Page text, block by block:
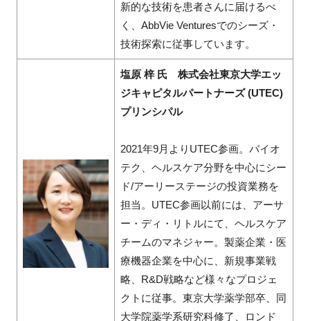
新的な技術を患者さんに届けるべ
く、AbbVie Venturesでのシーズ・
技術探索に従事しています。
塩原 梓 氏 株式会社東京大学エッ
ジキャピタルパートナーズ (UTEC)
プリンシパル
2021年9月よりUTEC参画。バイオ
テク、ヘルスケア分野を中心にシー
ド/アーリーステージの投資業務を
担当。UTEC参画以前には、アーサ
ー・ディ・リトルにて、ヘルスケア
チームのマネジャー。製薬企業・医
療機器企業を中心に、新規事業戦
略、R&D戦略など様々なプロジェ
クトに従事。東京大学薬学部卒、同
大学院薬学系研究科修了、ロンド